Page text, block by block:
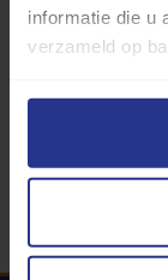
informatie die u
verzameld op